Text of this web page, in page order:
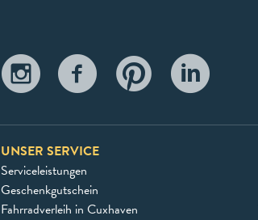
UNSER SERVICE
Serviceleistungen
Geschenkgutschein
Fahrradverleih in Cuxhaven